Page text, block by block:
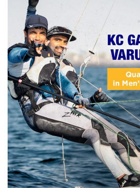
સતિષભાઈ
વિઠલાણી
મહિલા
અધ્યક્ષ
શ્રીમતી
રશ્મિબેન
વિઠલાણી
એ
વિદેશથી
આવેલા
મહેમાનોનું
સોમવાર,
તા.
૧૨
ડીસેમ્બર
૨૦૨૨
ના